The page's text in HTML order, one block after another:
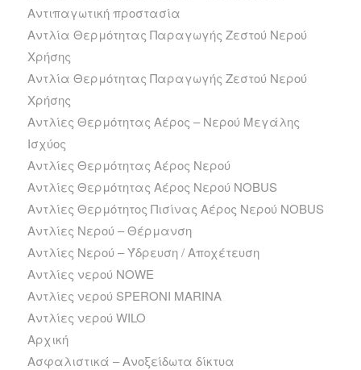
Αντιπαγωτική προστασία
Αντλία Θερμότητας Παραγωγής Ζεστού Νερού
Χρήσης
Αντλία Θερμότητας Παραγωγής Ζεστού Νερού
Χρήσης
Αντλίες Θερμότητας Αέρος – Νερού Μεγάλης
Ισχύος
Αντλίες Θερμότητας Αέρος Νερού
Αντλίες Θερμότητας Αέρος Νερού NOBUS
Αντλίες Θερμότητος Πισίνας Αέρος Νερού NOBUS
Αντλίες Νερού – Θέρμανση
Αντλίες Νερού – Ύδρευση / Αποχέτευση
Αντλίες νερού NOWE
Αντλίες νερού SPERONI MARINA
Αντλίες νερού WILO
Αρχική
Ασφαλιστικά – Ανοξείδωτα δίκτυα